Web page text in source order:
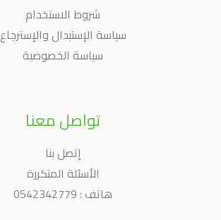
شروط الاستخدام
سياسة الإستبدال والإسترجاع
سياسة الخصوصية
تواصل معنا
إتصل بنا
الأسئلة المتكررة
هاتف : 0542342779